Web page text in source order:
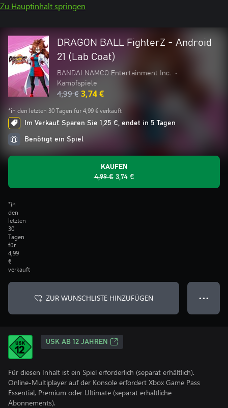
Zu Hauptinhalt springen
DRAGON BALL FighterZ - Android
21 (Lab Coat)
BANDAI NAMCO Entertainment Inc.
•
Kampfspiele
4,99 €3,74 €
*in den letzten 30 Tagen für 4,99 € verkauft
Im Verkauf: Sparen Sie 1,25 €, endet in 5 Tagen
Benötigt ein Spiel
KAUFEN
4,99 € 3,74 €
*in
den
letzten
30
Tagen
für
4,99
€
verkauft
ZUR WUNSCHLISTE HINZUFÜGEN ● ● ●
USK AB 12 JAHREN
Für diesen Inhalt ist ein Spiel erforderlich (separat erhältlich).
Online-Multiplayer auf der Konsole erfordert Xbox Game Pass
Essential, Premium oder Ultimate (separat erhältliche
Abonnements).